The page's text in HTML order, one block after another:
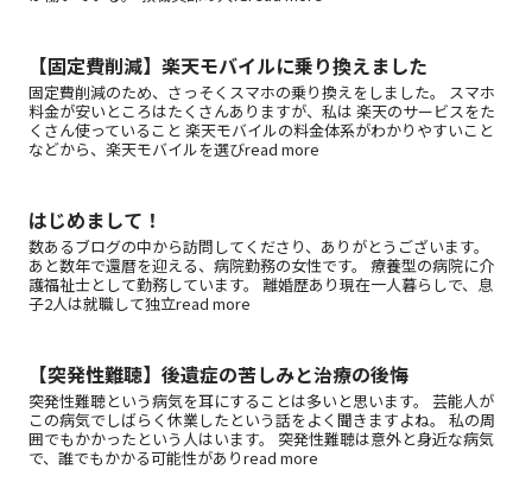
【固定費削減】楽天モバイルに乗り換えました
固定費削減のため、さっそくスマホの乗り換えをしました。 スマホ
料金が安いところはたくさんありますが、私は 楽天のサービスをた
くさん使っていること 楽天モバイルの料金体系がわかりやすいこと
などから、楽天モバイルを選びread more
はじめまして！
数あるブログの中から訪問してくださり、ありがとうございます。
あと数年で還暦を迎える、病院勤務の女性です。 療養型の病院に介
護福祉士として勤務しています。 離婚歴あり現在一人暮らしで、息
子2人は就職して独立read more
【突発性難聴】後遺症の苦しみと治療の後悔
突発性難聴という病気を耳にすることは多いと思います。 芸能人が
この病気でしばらく休業したという話をよく聞きますよね。 私の周
囲でもかかったという人はいます。 突発性難聴は意外と身近な病気
で、誰でもかかる可能性がありread more